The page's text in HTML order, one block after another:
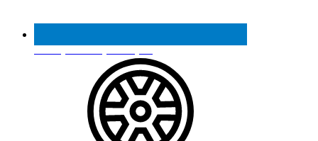
Реестр МинПромТорга